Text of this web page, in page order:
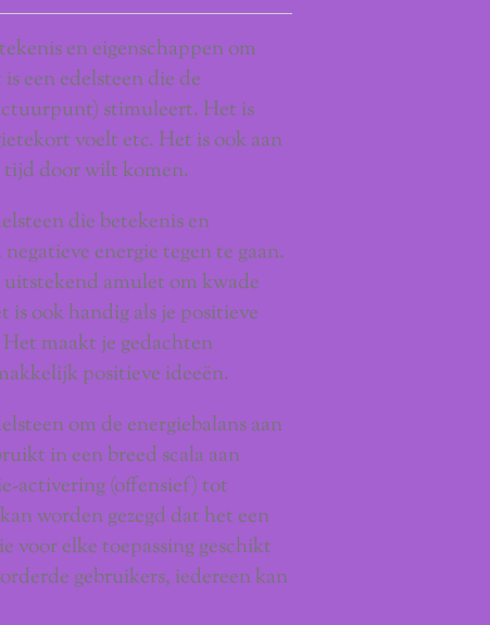
en eigenschappen om
een edelsteen die de
stimuleert. Het is
voelt etc. Het is ook aan
tijd door wilt komen.
die betekenis en
energie tegen te gaan.
amulet om kwade
is ook handig als je positieve
maakt je gedachten
positieve ideeën.
om de energiebalans aan
in een breed scala aan
activering (offensief) tot
worden gezegd dat het een
voor elke toepassing geschikt
gebruikers, iedereen kan